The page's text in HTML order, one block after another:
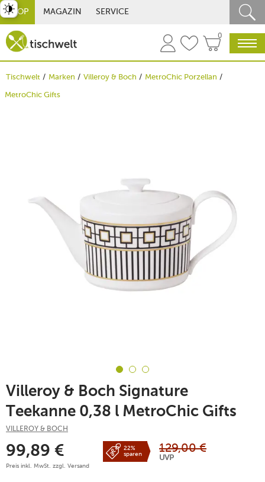
SHOP MAGAZIN SERVICE
0
Tischwelt Marken Villeroy & Boch
MetroChic Porzellan
MetroChic Gifts
Villeroy & Boch Signature
Teekanne 0,38 l MetroChic Gifts
VILLEROY & BOCH
99,89 €
Preis inkl. MwSt. zzgl. Versand
22%
sparen
129,00 €
UVP
umschalten